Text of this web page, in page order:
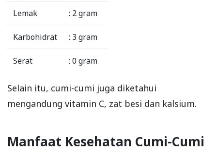
Lemak : 2 gram
Karbohidrat : 3 gram
Serat : 0 gram
Selain itu, cumi-cumi juga diketahui
mengandung vitamin C, zat besi dan kalsium.
Manfaat Kesehatan Cumi-Cumi